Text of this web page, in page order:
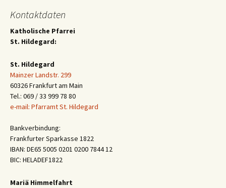
Kontaktdaten
Katholische Pfarrei
St. Hildegard:
St. Hildegard
Mainzer Landstr. 299
60326 Frankfurt am Main
Tel.: 069 / 33 999 78 80
e-mail: Pfarramt St. Hildegard
Bankverbindung:
Frankfurter Sparkasse 1822
IBAN: DE65 5005 0201 0200 7844 12
BIC: HELADEF1822
Mariä Himmelfahrt